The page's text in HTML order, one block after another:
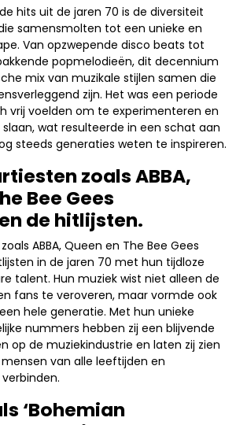
hits uit de jaren 70 is de diversiteit
samensmolten tot een unieke en
Van opzwepende disco beats tot
popmelodieën, dit decennium
mix van muzikale stijlen samen die
zijn. Het was een periode
vrij voelden om te experimenteren en
wat resulteerde in een schat aan
steeds generaties weten te inspireren.
zoals ABBA,
Bee Gees
de hitlijsten.
ABBA, Queen en The Bee Gees
in de jaren 70 met hun tijdloze
talent. Hun muziek wist niet alleen de
fans te veroveren, maar vormde ook
hele generatie. Met hun unieke
nummers hebben zij een blijvende
op de muziekindustrie en laten zij zien
van alle leeftijden en
‘Bohemian